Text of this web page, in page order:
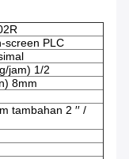
screen PLC
jam) 1/2
8mm
tambahan 2 ′′ /